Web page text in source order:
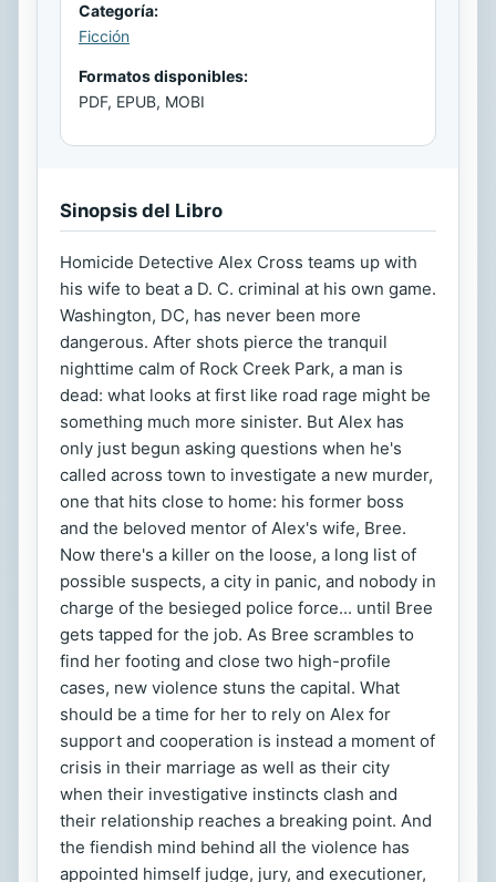
Categoría:
Ficción
Formatos disponibles:
PDF, EPUB, MOBI
Sinopsis del Libro
Homicide Detective Alex Cross teams up with
his wife to beat a D. C. criminal at his own game.
Washington, DC, has never been more
dangerous. After shots pierce the tranquil
nighttime calm of Rock Creek Park, a man is
dead: what looks at first like road rage might be
something much more sinister. But Alex has
only just begun asking questions when he's
called across town to investigate a new murder,
one that hits close to home: his former boss
and the beloved mentor of Alex's wife, Bree.
Now there's a killer on the loose, a long list of
possible suspects, a city in panic, and nobody in
charge of the besieged police force... until Bree
gets tapped for the job. As Bree scrambles to
find her footing and close two high-profile
cases, new violence stuns the capital. What
should be a time for her to rely on Alex for
support and cooperation is instead a moment of
crisis in their marriage as well as their city
when their investigative instincts clash and
their relationship reaches a breaking point. And
the fiendish mind behind all the violence has
appointed himself judge, jury, and executioner,